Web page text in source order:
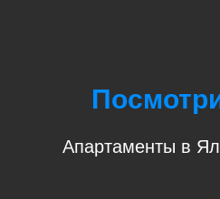
Апартаменты в